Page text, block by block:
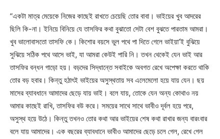
“একটা মাত্র মেয়েকে নিজের কাছেই রাখতে চেয়েছি তোর বাবা। ভাইয়ের খুব আদরের
ছিলি কি-না। ইনিয়ে বিনিয়ে যে তাসফির কথা বুঝাতো সেটা বেশ বুঝতে পারতাম আমরা।
খুব ভালোবাসতো তাসফি কে। কিশোর বয়সে ভুল পথে পা দিতে গেলে ভাইয়া’ই বুঝিয়ে
সুঝিয়ে সঠিক পথে আসে ভাই, যা আমরা কেউই পারি নি। তখন থেকেই যেন ভাই আর
তাসফির বন্ধন গাড়ো হয়। বড়দের সিদ্ধান্তে সবাইকে অবগত রেখে অপেক্ষা করতে থাকি
তোর বড় হবার। কিন্তু হঠাৎই ভাইয়ের অসুস্থতায় সব এলেমেলো হয়ে যায় যেন। ছয়
মাসের ব্যাবধানে আমাদের ছেড়ে যায় ভাই। বলে যায়, তোকে যেন অন্য কোথাও নয়
আমার কাছেই রাখি, তাসফির বউ করে। সময়ের সাথে সাথে ভাবীও দূর্বল হয়ে পরে,
অসুস্থ হয়ে উঠে। কিন্তু তখনও তোর কথা আর ভাইয়ের শেষ কথা রাখার জন্য বারংবার
বলে যায় আমাদের। এক বছরের ব্যাবধানে ভাবীও আমাদের ছেড়ে চলে গেল, রেখে গেল